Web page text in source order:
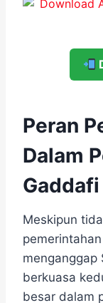
Peran
Dalam
Gaddafi
Meskipun
menganggap
berkuasa
besar dalam